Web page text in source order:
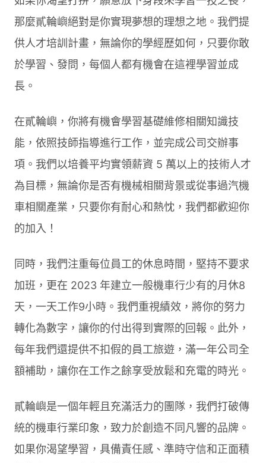
那麼貳輪嶼絕對是你實現夢想的理想之地。我們提
供人才培訓計畫，無論你的學經歷如何，只要你敢
於學習、發問，每個人都有機會在這裡學習並成
長。
在貳輪嶼，你將有機會學習基礎維修相關知識技
能，依照技師指導進行工作，並完成公司交辦事
項。我們以培養平均實領薪資 5 萬以上的技術人才
為目標，無論你是否有機械相關背景或從事過汽機
車相關產業，只要你有耐心和熱忱，我們都歡迎你
的加入！
同時，我們注重每位員工的休息時間，堅持不要求
加班，更在 2023 年建立一般機車行少有的月休8
天，一天工作9小時。我們重視績效，將你的努力
轉化為數字，讓你的付出得到實際的回報。此外，
每年我們還提供不扣假的員工旅遊，滿一年公司全
額補助，讓你在工作之餘享受放鬆和充電的時光。
貳輪嶼是一個年輕且充滿活力的團隊，我們打破傳
統的機車行業印象，致力於創造不同凡響的品牌。
如果你渴望學習，具備責任感、準時守信和正面積